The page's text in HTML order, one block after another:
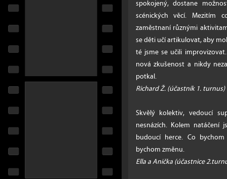
spokojený, dostane
scénických věcí. Mezitím
zaměstnaní různými
se děti učí artikulovat, aby
té jsme se učili
nová zkušenost a nikdy
potkal.
Richard Ž. (účastník 1. turnus)
Skvělý kolektiv, vedoucí
nesnázích. Kolem
budoucí herce. Co
bychom změnu.
Ella a Anička (účastnice